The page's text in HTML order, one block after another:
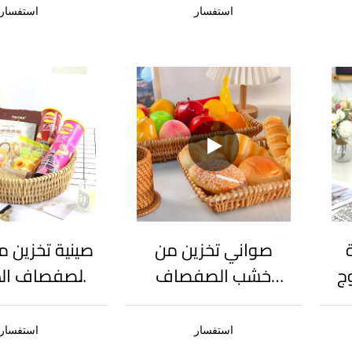
دانتيل وشعار
استفسار مصممة خصيصًا
والمصممين
استفسار
صينية
الصفصاف
تصميم
دائري،استفسار
صواني تخزين من
خشب الصفصاف
مربعة الشكل وطويلة،
صينية تخزين منزلية
استفسار